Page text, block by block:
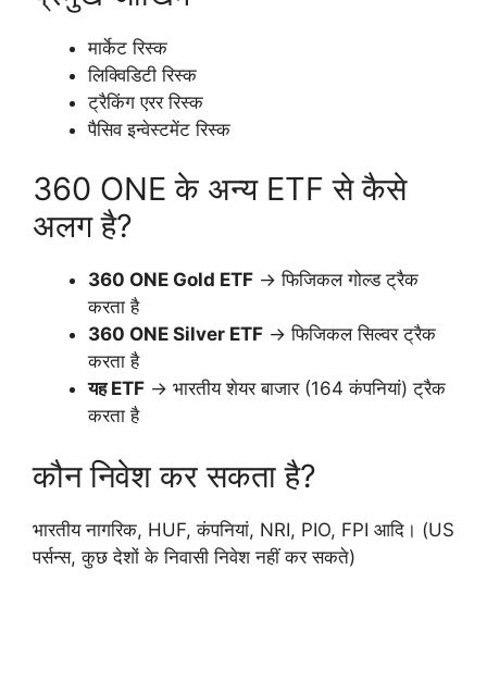
मार्केट रिस्क
लिक्विडिटी रिस्क
ट्रैकिंग एरर रिस्क
पैसिव इन्वेस्टमेंट रिस्क
360 ONE के अन्य ETF से कैसे
अलग है?
360 ONE Gold ETF → फिजिकल गोल्ड ट्रैक
करता है
360 ONE Silver ETF → फिजिकल सिल्वर ट्रैक
करता है
यह ETF → भारतीय शेयर बाजार (164 कंपनियां) ट्रैक
करता है
कौन निवेश कर सकता है?
भारतीय नागरिक, HUF, कंपनियां, NRI, PIO, FPI आदि। (US
पर्सन्स, कुछ देशों के निवासी निवेश नहीं कर सकते)